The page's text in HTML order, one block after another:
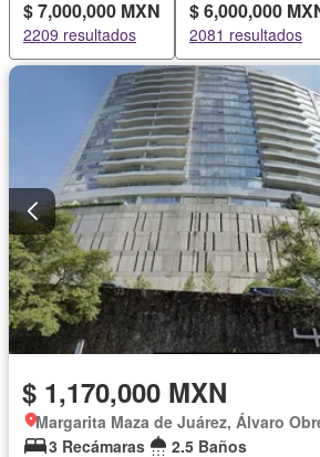
$ 7,000,000 MXN
2209 resultados
$ 6,000,000
2081 resultados
$ 1,170,000 MXN
Margarita Maza de Juárez, Álvaro
3 Recámaras
2.5 Baños